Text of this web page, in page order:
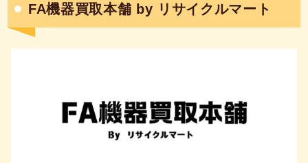
FA機器買取本舗 by リサイクルマート